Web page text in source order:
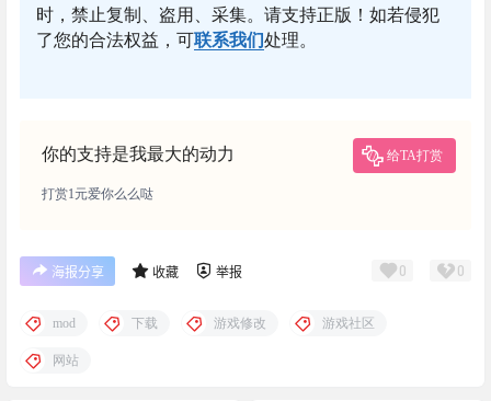
时，禁止复制、盗用、采集。请支持正版！如若侵犯
了您的合法权益，可联系我们处理。
你的支持是我最大的动力 给TA打赏
打赏1元爱你么么哒
海报分享 收藏 举报 0 0
mod 下载 游戏修改 游戏社区
网站